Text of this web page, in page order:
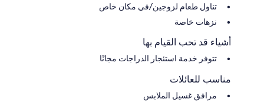
تناول طعام لزوجين/في مكان خاص
نزهات خاصة
أشياء قد تحب القيام بها
تتوفر خدمة استئجار الدراجات مجانًا
مناسب للعائلات
مرافق غسيل الملابس